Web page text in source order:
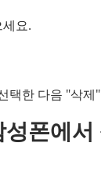
요.
택한 다음 "삭제
폰에